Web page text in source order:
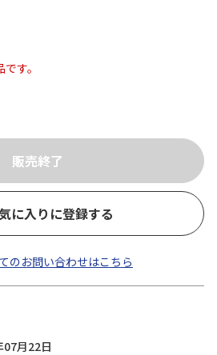
す。
に入りに登録する
のお問い合わせはこちら
月22日